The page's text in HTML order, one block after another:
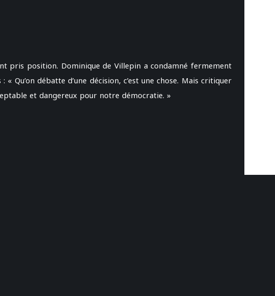
pris position. Dominique de Villepin a condamné fermement
« Qu’on débatte d’une décision, c’est une chose. Mais critiquer
et dangereux pour notre démocratie. »